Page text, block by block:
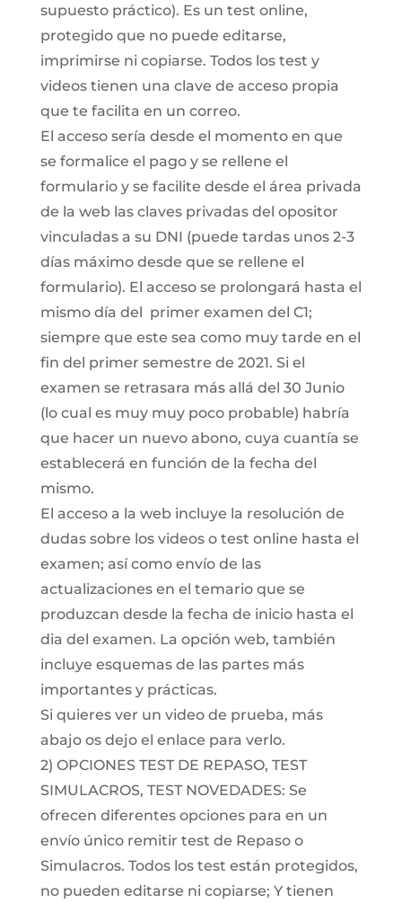
supuesto práctico). Es un test online,
protegido que no puede editarse,
imprimirse ni copiarse. Todos los test y
videos tienen una clave de acceso propia
que te facilita en un correo.
El acceso sería desde el momento en que
se formalice el pago y se rellene el
formulario y se facilite desde el área privada
de la web las claves privadas del opositor
vinculadas a su DNI (puede tardas unos 2-3
días máximo desde que se rellene el
formulario). El acceso se prolongará hasta el
mismo día del primer examen del C1;
siempre que este sea como muy tarde en el
fin del primer semestre de 2021. Si el
examen se retrasara más allá del 30 Junio
(lo cual es muy muy poco probable) habría
que hacer un nuevo abono, cuya cuantía se
establecerá en función de la fecha del
mismo.
El acceso a la web incluye la resolución de
dudas sobre los videos o test online hasta el
examen; así como envío de las
actualizaciones en el temario que se
produzcan desde la fecha de inicio hasta el
dia del examen. La opción web, también
incluye esquemas de las partes más
importantes y prácticas.
Si quieres ver un video de prueba, más
abajo os dejo el enlace para verlo.
2) OPCIONES TEST DE REPASO, TEST
SIMULACROS, TEST NOVEDADES: Se
ofrecen diferentes opciones para en un
envío único remitir test de Repaso o
Simulacros. Todos los test están protegidos,
no pueden editarse ni copiarse; Y tienen